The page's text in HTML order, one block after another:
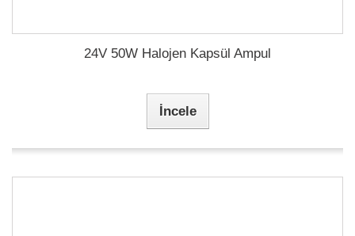
24V 50W Halojen Kapsül Ampul
İncele